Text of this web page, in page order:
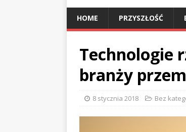
HOME PRZYSZŁOŚĆ
Technologie
branży
8 stycznia 2018 Bez